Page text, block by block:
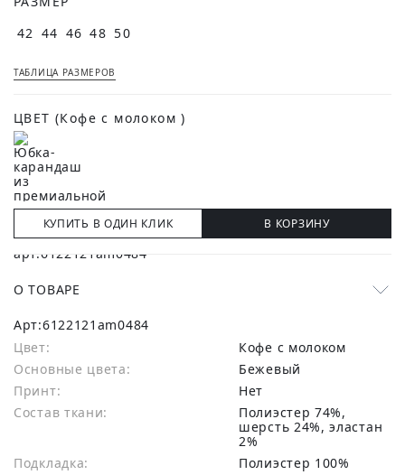
42 44 46 48 50
ТАБЛИЦА РАЗМЕРОВ
ЦВЕТ (Кофе с молоком )
КУПИТЬ В ОДИН КЛИК В КОРЗИНУ
О ТОВАРЕ
Арт:6122121am0484
Цвет:
Кофе с молоком
Основные цвета:
бежевый
Принт:
Нет
Состав ткани:
полиэстер 74%,
шерсть 24%, эластан
2%
Подкладка:
Полиэстер 100%